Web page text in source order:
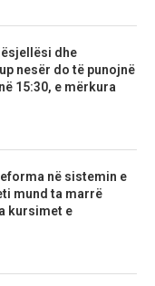
dhe
nesër do të punojnë
15:30, e mërkura
në sistemin e
mund ta marrë
kursimet e